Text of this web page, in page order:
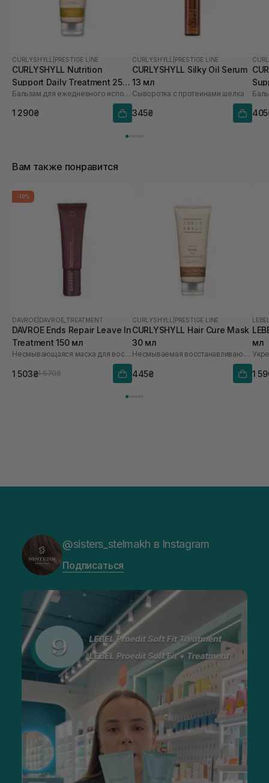
CURLYSHYLL PRESTIGE LINE
CURLYSHYLL Nutrition
Support Daily Treatment 250
мл
Бальзам для ежедневного использования для поврежденных волос
1 290₴
CURLYSHYLL PRESTIGE LINE
CURLYSHYLL Silky Oil Serum
13 мл
Сыворотка с протеинами шелка
345₴
мл
Вам также понравится
-10%
DAVROE DAVROE_TREATMENT
DAVROE Ends Repair Leave In
Treatment 150 мл
Несмывающаяся маска для восстановления волос
1 503₴1 670₴
CURLYSHYLL PRESTIGE LINE
CURLYSHYLL Hair Cure Mask
30 мл
Несмываемая восстанавливающая термозащитная маска для поврежденных волос
445₴
мл
1
@sisters_stelmakh в Instagram
Подписаться